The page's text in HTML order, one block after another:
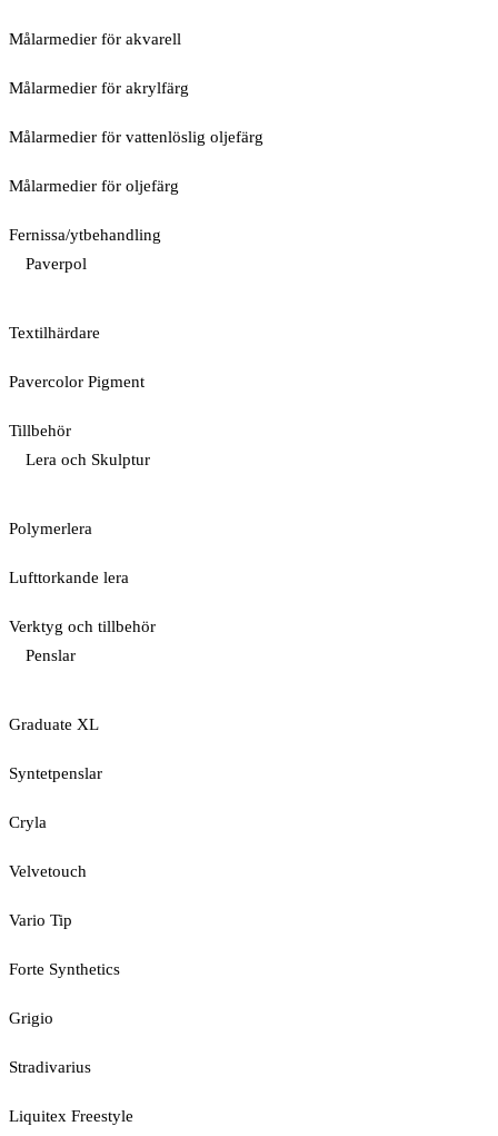
Målarmedier för akvarell
Målarmedier för akrylfärg
Målarmedier för vattenlöslig oljefärg
Målarmedier för oljefärg
Fernissa/ytbehandling
Paverpol
Textilhärdare
Pavercolor Pigment
Tillbehör
Lera och Skulptur
Polymerlera
Lufttorkande lera
Verktyg och tillbehör
Penslar
Graduate XL
Syntetpenslar
Cryla
Velvetouch
Vario Tip
Forte Synthetics
Grigio
Stradivarius
Liquitex Freestyle